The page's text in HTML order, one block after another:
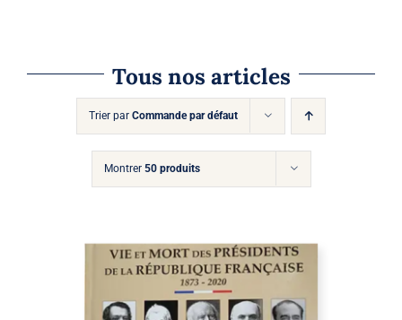
Tous nos articles
Trier par Commande par défaut
Montrer 50 produits